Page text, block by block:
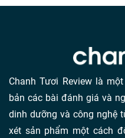
Chanh Tươi Review là
bản các bài đánh giá và
dinh dưỡng và công nghệ
xét sản phẩm một cách